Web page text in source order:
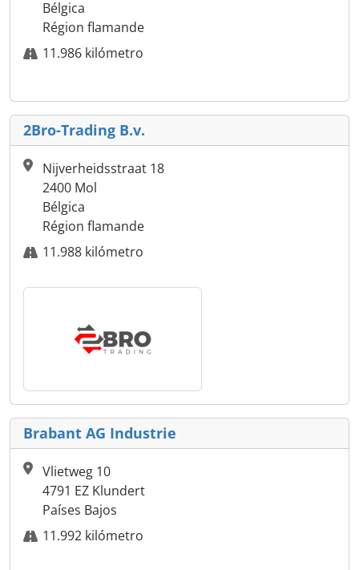
Bélgica
Région flamande
11.986 kilómetro
2Bro-Trading B.v.
Nijverheidsstraat 18
2400 Mol
Bélgica
Région flamande
11.988 kilómetro
Brabant AG Industrie
Vlietweg 10
4791 EZ Klundert
Países Bajos
11.992 kilómetro